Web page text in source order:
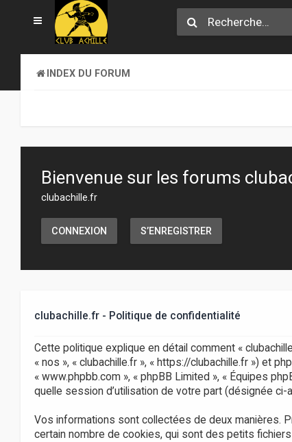
INDEX DU FORUM
Bienvenue sur les forums
clubachille.fr
CONNEXION S’ENREGISTRER
clubachille.fr - Politique de confidentialité
Cette politique explique en détail comment «
« nos », « clubachille.fr », « https://clubachille.fr ») et
« www.phpbb.com », « phpBB Limited », « Équipes
quelle session d’utilisation de votre part (désignée ci-
Vos informations sont collectées de deux manières.
certain nombre de cookies, qui sont des petits